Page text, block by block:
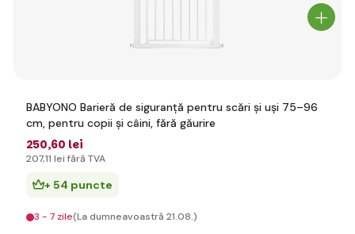
BABYONO Barieră de siguranță pentru scări și uși 75–96
cm, pentru copii și câini, fără găurire
250,60 lei
207,11 lei fără TVA
+ 54 puncte
3 - 7 zile(La dumneavoastră 21.08.)